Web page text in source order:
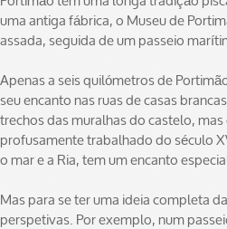
uma antiga fábrica, o Museu de
assada, seguida de um passeio
Apenas a seis quilómetros de
seu encanto nas ruas de casas
trechos das muralhas do castelo,
profusamente trabalhado do século
o mar e a Ria, tem um encanto
Mas para se ter uma ideia completa
perspetivas. Por exemplo, num